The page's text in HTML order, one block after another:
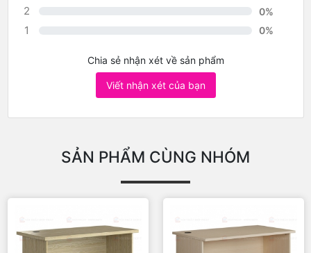
2 0%
1 0%
Chia sẻ nhận xét về sản phẩm
Viết nhận xét của bạn
SẢN PHẨM CÙNG NHÓM